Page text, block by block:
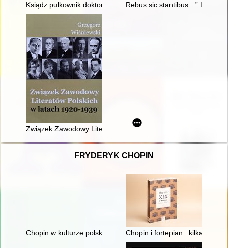
Ksiądz pułkownik doktor Edmund Nowak (1891-1940) -
Rebus sic stantibus…”
Związek Zawodowy Literatów Polskich w latach 1920-1939
FRYDERYK CHOPIN
Chopin w kulturze polskiej Chopin i fortepian : kilka uwag